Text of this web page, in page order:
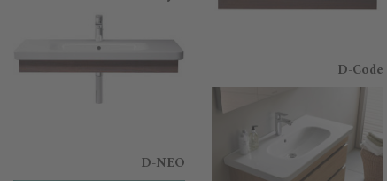
D-Code
D-NEO